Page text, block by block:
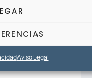
Aviso Legal